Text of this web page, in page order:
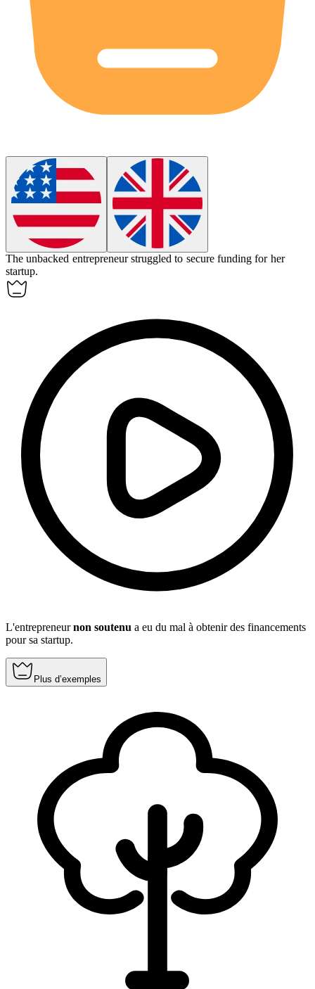
Theunbacked entrepreneur struggled to secure funding for her
startup.
L'entrepreneurnon soutenu a eu du mal à obtenir des financements
pour sa startup.
Plus d’exemples